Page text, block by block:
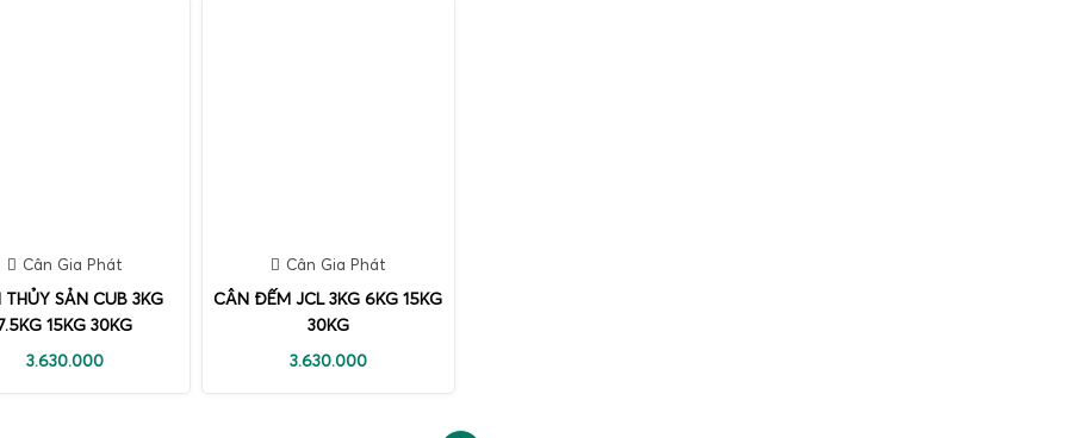
Cân Gia Phát
THỦY SẢN CUB 3KG
15KG 30KG
3.630.000
Cân Gia Phát
CÂN ĐẾM JCL 3KG 6KG 15KG
30KG
3.630.000